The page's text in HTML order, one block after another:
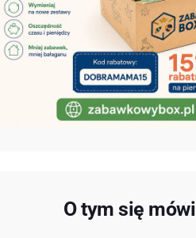
O tym się mówi